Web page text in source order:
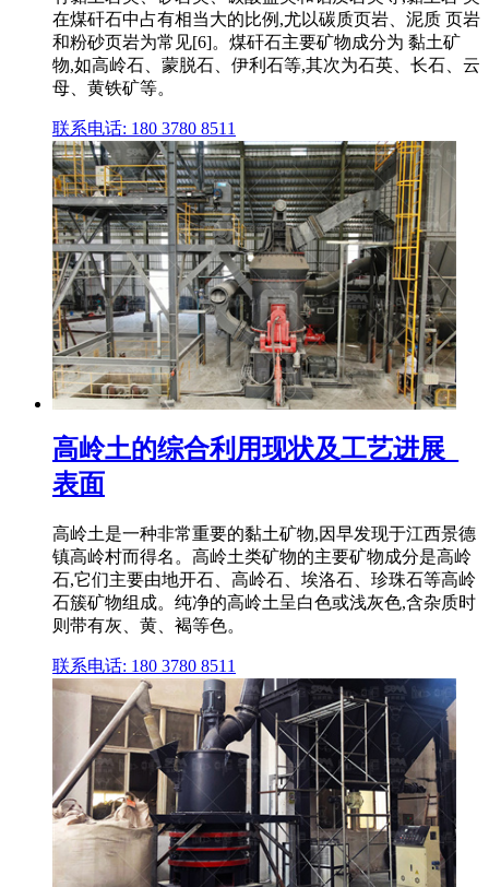
在煤矸石中占有相当大的比例,尤以碳质页岩、泥质 页岩
和粉砂页岩为常见[6]。煤矸石主要矿物成分为 黏土矿
物,如高岭石、蒙脱石、伊利石等,其次为石英、长石、云
母、黄铁矿等。
联系电话: 180 3780 8511
高岭土的综合利用现状及工艺进展_
表面
高岭土是一种非常重要的黏土矿物,因早发现于江西景德
镇高岭村而得名。高岭土类矿物的主要矿物成分是高岭
石,它们主要由地开石、高岭石、埃洛石、珍珠石等高岭
石簇矿物组成。纯净的高岭土呈白色或浅灰色,含杂质时
则带有灰、黄、褐等色。
联系电话: 180 3780 8511